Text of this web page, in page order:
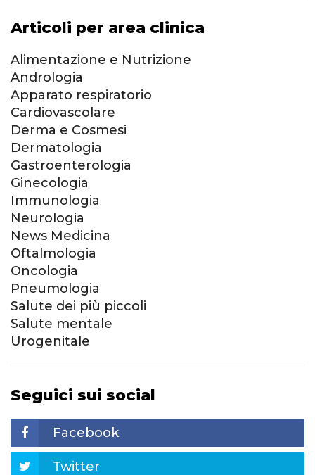
Articoli per area clinica
Alimentazione e Nutrizione
Andrologia
Apparato respiratorio
Cardiovascolare
Derma e Cosmesi
Dermatologia
Gastroenterologia
Ginecologia
Immunologia
Neurologia
News Medicina
Oftalmologia
Oncologia
Pneumologia
Salute dei più piccoli
Salute mentale
Urogenitale
Seguici sui social
Facebook
Twitter